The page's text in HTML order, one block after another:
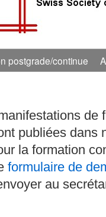
postgrade/continue
de
publiées dans
la formation
formulaire de
au